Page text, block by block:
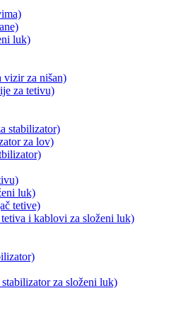
luk)
vizir za nišan)
za tetivu)
stabilizator)
za lov)
luk)
tetive)
i kablovi za složeni luk)
za složeni luk)